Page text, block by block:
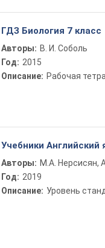
ГДЗ Биология 7 класс
Авторы: В. И. Соболь
Год: 2015
Описание: Рабочая
Учебники Английский
Авторы: М.А. Нерсисян,
Год: 2019
Описание: Уровень